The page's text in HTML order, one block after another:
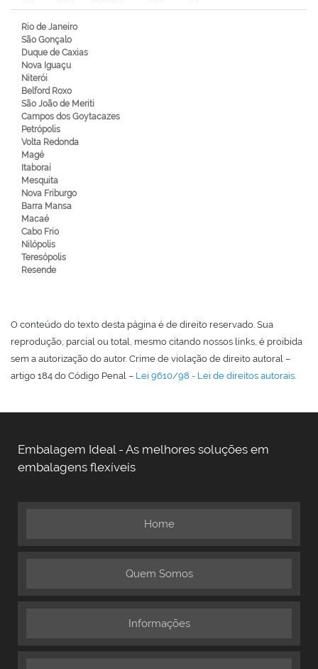
Rio de Janeiro
São Gonçalo
Duque de Caxias
Nova Iguaçu
Niterói
Belford Roxo
São João de Meriti
Campos dos Goytacazes
Petrópolis
Volta Redonda
Magé
Itaboraí
Mesquita
Nova Friburgo
Barra Mansa
Macaé
Cabo Frio
Nilópolis
Teresópolis
Resende
O conteúdo do texto desta página é de direito reservado. Sua
reprodução, parcial ou total, mesmo citando nossos links, é proibida
sem a autorização do autor. Crime de violação de direito autoral –
artigo 184 do Código Penal – Lei 9610/98 - Lei de direitos autorais.
Embalagem Ideal - As melhores soluções em
embalagens flexíveis
Home
Quem Somos
Informações